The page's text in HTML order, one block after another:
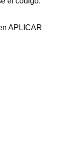
APLICAR